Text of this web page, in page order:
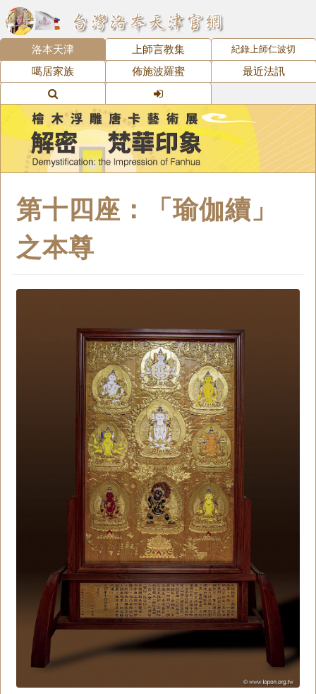
洛本天津 上師言教集 紀錄上師仁波切
噶居家族 佈施波羅蜜 最近法訊
第十四座：「瑜伽續」
之本尊